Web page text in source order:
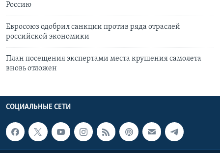
Россию
Евросоюз одобрил санкции против ряда отраслей
российской экономики
План посещения экспертами места крушения самолета
вновь отложен
СОЦИАЛЬНЫЕ СЕТИ